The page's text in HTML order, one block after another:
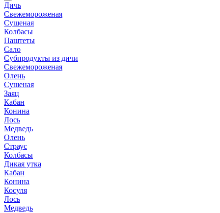
Дичь
Свежемороженая
Сушеная
Колбасы
Паштеты
Сало
Субпродукты из дичи
Свежемороженая
Олень
Сушеная
Заяц
Кабан
Конина
Лось
Медведь
Олень
Страус
Колбасы
Дикая утка
Кабан
Конина
Косуля
Лось
Медведь